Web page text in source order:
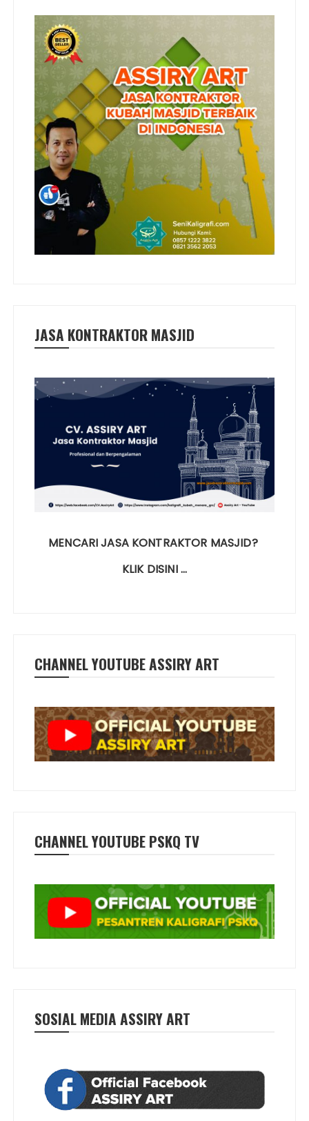
JASA KONTRAKTOR MASJID
MENCARI JASA KONTRAKTOR MASJID?
KLIK DISINI …
CHANNEL YOUTUBE ASSIRY ART
CHANNEL YOUTUBE PSKQ TV
SOSIAL MEDIA ASSIRY ART